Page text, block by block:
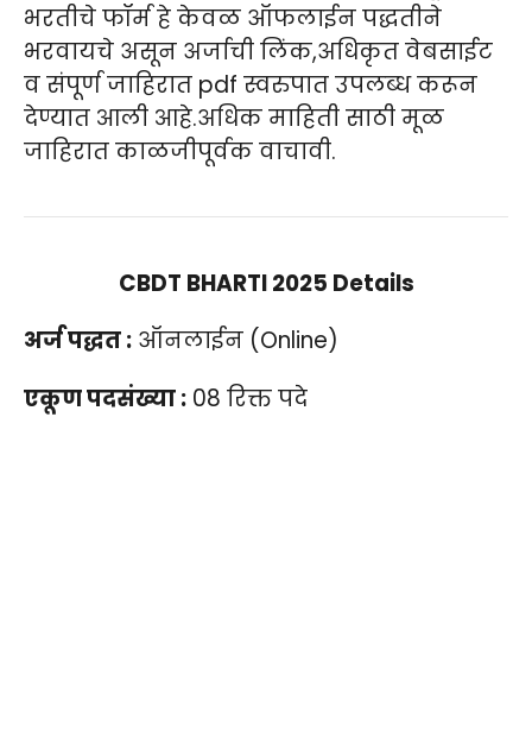
भरतीचे फॉर्म हे केवळ ऑफलाईन पद्धतीने
भरवायचे असून अर्जाची लिंक,अधिकृत वेबसाईट
व संपूर्ण जाहिरात pdf स्वरुपात उपलब्ध करून
देण्यात आली आहे.अधिक माहिती साठी मूळ
जाहिरात काळजीपूर्वक वाचावी.
CBDT BHARTI 2025 Details
अर्ज पद्धत : ऑनलाईन (Online)
एकूण पदसंख्या : 08 रिक्त पदे